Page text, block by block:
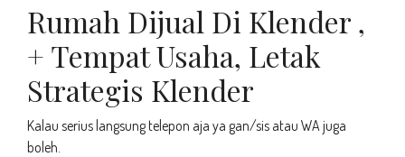
Rumah Dijual Di Klender ,
+ Tempat Usaha, Letak
Strategis Klender
Kalau serius langsung telepon aja ya gan/sis atau WA juga
boleh.